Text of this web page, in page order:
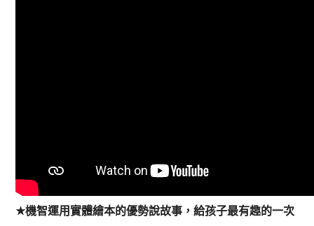
★機智運用實體繪本的優勢說故事，給孩子最有趣的一次